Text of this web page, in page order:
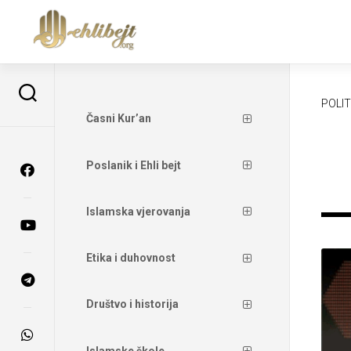
Časni Kur’an
Poslanik i Ehli bejt
Islamska vjerovanja
Etika i duhovnost
Društvo i historija